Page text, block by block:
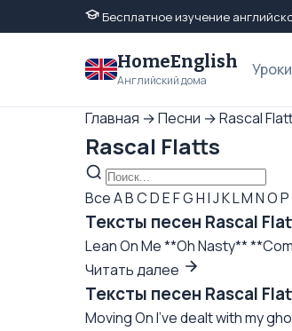
Бесплатное изучение
HomeEnglish
Английский дома
Уроки
Главная →Песни →Rascal
Rascal Flatts
ВсеABCDEFGHIJKLMNOP
Тексты песен Rascal
Lean On Me **Oh Nasty**
Читать далее
Тексты песен Rascal
Moving On I've dealt with my